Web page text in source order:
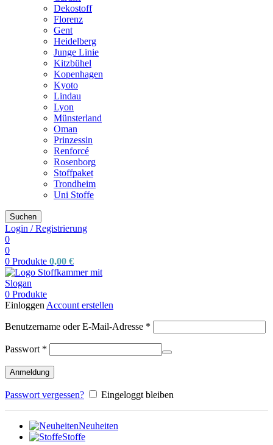
Dekostoff
Florenz
Gent
Heidelberg
Junge Linie
Kitzbühel
Kopenhagen
Kyoto
Lindau
Lyon
Münsterland
Oman
Prinzessin
Renforcé
Rosenborg
Stoffpaket
Trondheim
Uni Stoffe
Suchen
Login / Registrierung
0
0
0 Produkte 0,00 €
0 Produkte
Einloggen Account erstellen
Benutzername oder E-Mail-Adresse *
Passwort *
Anmeldung
Passwort vergessen? Eingeloggt bleiben
Neuheiten
Stoffe